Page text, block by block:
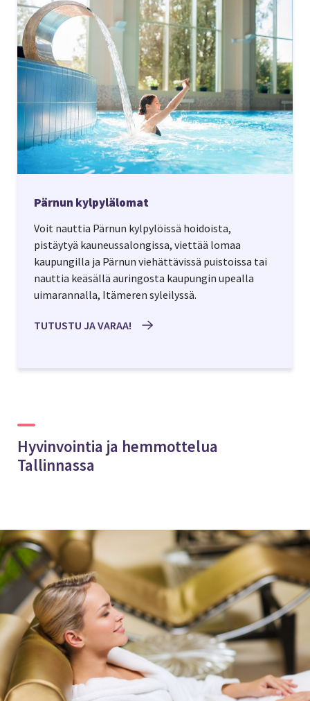
Pärnun kylpylälomat
Voit nauttia Pärnun kylpylöissä hoidoista,
pistäytyä kauneussalongissa, viettää lomaa
kaupungilla ja Pärnun viehättävissä puistoissa tai
nauttia keäsällä auringosta kaupungin upealla
uimarannalla, Itämeren syleilyssä.
TUTUSTU JA VARAA!
Hyvinvointia ja hemmottelua
Tallinnassa